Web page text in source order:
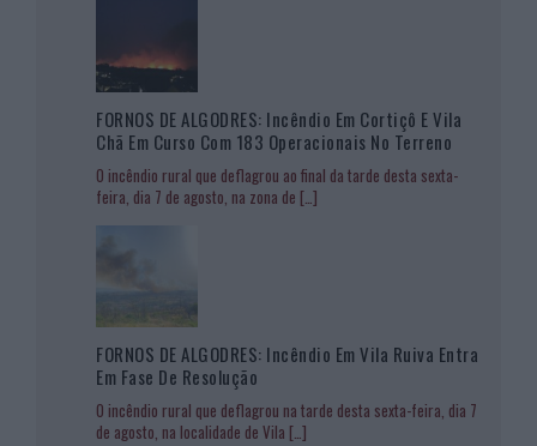
FORNOS DE ALGODRES: Incêndio Em Cortiçô E Vila
Chã Em Curso Com 183 Operacionais No Terreno
O incêndio rural que deflagrou ao final da tarde desta sexta-
feira, dia 7 de agosto, na zona de […]
FORNOS DE ALGODRES: Incêndio Em Vila Ruiva Entra
Em Fase De Resolução
O incêndio rural que deflagrou na tarde desta sexta-feira, dia 7
de agosto, na localidade de Vila […]